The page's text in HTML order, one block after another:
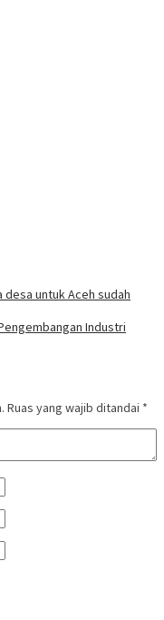
desa untuk Aceh sudah
Industri
Ruas yang wajib ditandai *